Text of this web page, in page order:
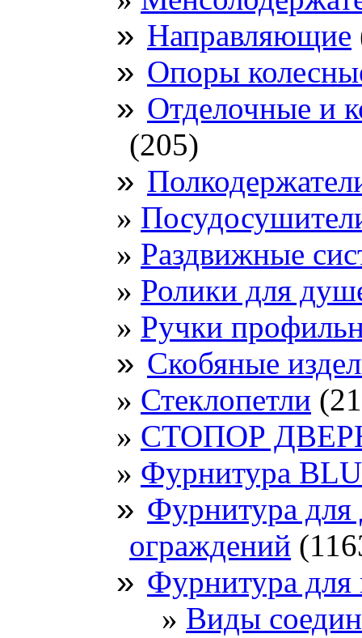
» Направляющие
» Опоры
» Отделочные и
(205)
»
Раздвижные
Ролики для
Ручки
» Скобяные
Стеклопетли
СТОПОР
Фурнитура
» Фурнитура
ограждений
» Фурнитура для
Виды